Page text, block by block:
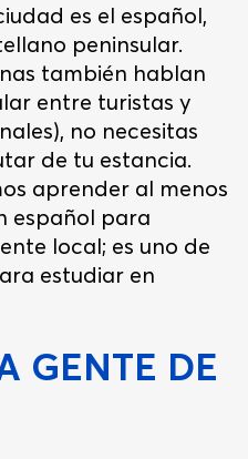
es el español,
peninsular.
también hablan
entre turistas y
no necesitas
de tu estancia.
aprender al menos
español para
local; es uno de
estudiar en
GENTE DE